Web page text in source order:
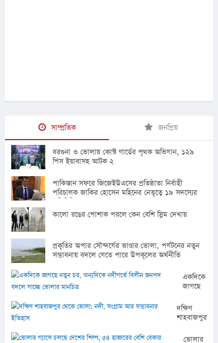
সাম্প্রতিক জনপ্রিয়
বরগুনা ও ভোলায় কোস্ট গার্ডের পৃথক অভিযান, ১২৯
পিস ইয়াবাসহ আটক ২
পাকিস্তান সফরে জিজেইউএসের প্রতিষ্ঠাতা নির্বাহী
পরিচালক জাকির হোসেন মহিনের নেতৃত্বে ১৯ সদস্যের
কালো রঙের পোশাক পরলে কেন বেশি স্লিম দেখায়
প্রকৃতির অপার সৌন্দর্যের ভাণ্ডার ভোলা, পর্যটনের নতুন
সম্ভাবনায় বদলে যেতে পারে উপকূলের অর্থনীতি
একদিকে
জাগছে
চর,
অন্যদিকে
নদীগর্ভে
দক্ষিণ
শাহবাজপুর
ভোলা:
ভোলার